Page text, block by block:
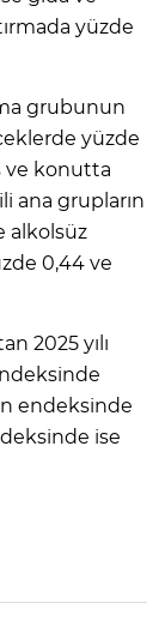
yüzde
grubunun
yüzde
ve konutta
ana grupların
alkolsüz
0,44 ve
2025 yılı
endeksinde
ise